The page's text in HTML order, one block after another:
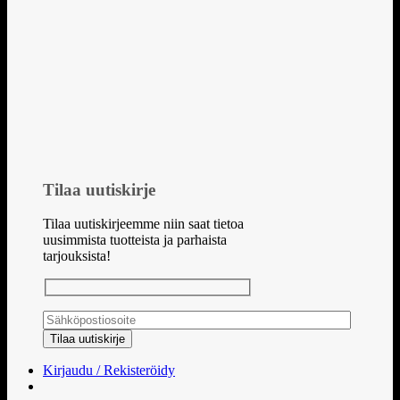
Tilaa uutiskirje
Tilaa uutiskirjeemme niin saat tietoa
uusimmista tuotteista ja parhaista
tarjouksista!
Kirjaudu / Rekisteröidy